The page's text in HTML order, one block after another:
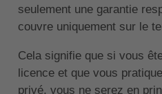
seulement une garantie
couvre uniquement sur le
Cela signifie que si vous
licence et que vous
privé, vous ne serez en